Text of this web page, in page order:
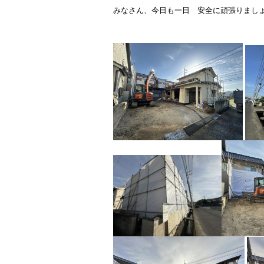
みなさん、今日も一日 安全に頑張りまし